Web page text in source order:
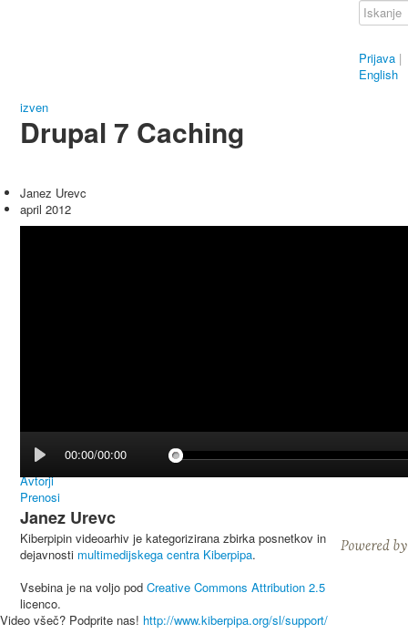
Prijava |
English
izven
Drupal 7 Caching
Janez Urevc
april 2012
00:00/00:00
Avtorji
Prenosi
Janez Urevc
Kiberpipin videoarhiv je kategorizirana zbirka posnetkov in
dejavnosti multimedijskega centra Kiberpipa.
Vsebina je na voljo pod Creative Commons Attribution 2.5
licenco.
Video všeč? Podprite nas! http://www.kiberpipa.org/sl/support/